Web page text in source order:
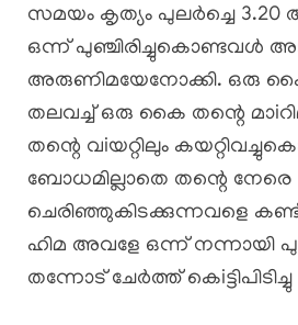
സമയം കൃത്യം പുലർച്ചെ
ഒന്ന് പുഞ്ചിരിച്ചുകൊണ്ടവൾ
അരുണിമയേനോക്കി. ഒരു
തലവച്ച് ഒരു കൈ തന്റെ
തന്റെ വiയറ്റിലും
ബോധമില്ലാതെ തന്റെ നേരെ
ചെരിഞ്ഞുകിടക്കുന്നവളെ
ഹിമ അവളേ ഒന്ന് നന്നായി
തന്നോട് ചേർത്ത്